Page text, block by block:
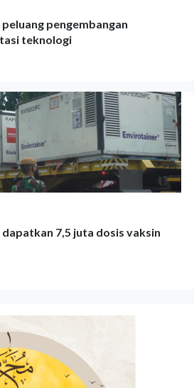
pengembangan
teknologi
7,5 juta dosis vaksin